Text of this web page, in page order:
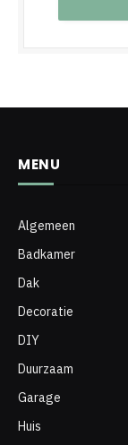
MENU
Algemeen
Badkamer
Dak
Decoratie
DIY
Duurzaam
Garage
Huis